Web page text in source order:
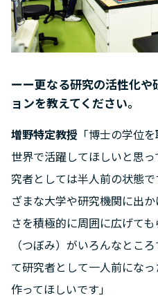
ーー更なる研究の活性化
ョンを教えてください。
増野特定教授 「博士の学位
世界で活躍してほしいと思
究者としては半人前の状態
ざまな大学や研究機関に出
さを積極的に周囲に広げて
（つぼみ）がいろんなとこ
て研究者として一人前にな
作ってほしいです」